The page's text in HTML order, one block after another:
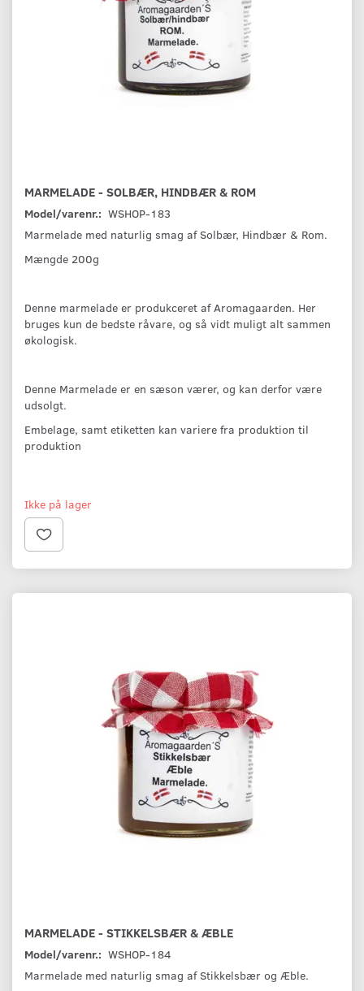
MARMELADE - SOLBÆR, HINDBÆR & ROM
Model/varenr.: WSHOP-183
Marmelade med naturlig smag af Solbær, Hindbær & Rom.
Mængde 200g
Denne marmelade er produkceret af Aromagaarden. Her
bruges kun de bedste råvare, og så vidt muligt alt sammen
økologisk.
Denne Marmelade er en sæson værer, og kan derfor være
udsolgt.
Embelage, samt etiketten kan variere fra produktion til
produktion
Ikke på lager
MARMELADE - STIKKELSBÆR & ÆBLE
Model/varenr.: WSHOP-184
Marmelade med naturlig smag af Stikkelsbær og Æble.